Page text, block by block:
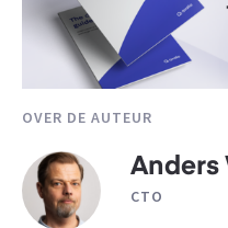
OVER DE AUTEUR
Anders
CTO